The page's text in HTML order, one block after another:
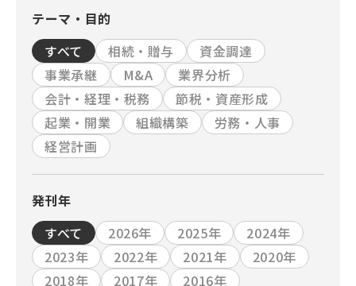
テーマ・目的
すべて
相続・贈与
資金調達
事業承継
M&A
業界分析
会計・経理・税務
節税・資産形成
起業・開業
組織構築
労務・人事
経営計画
発刊年
すべて
2026年 2025年
2024年
2023年
2022年 2021年
2020年
2018年
2017年
2016年